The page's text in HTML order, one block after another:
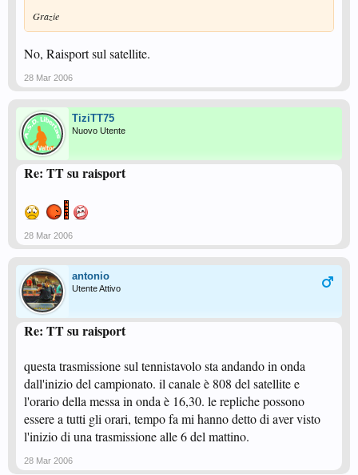
Grazie
No, Raisport sul satellite.
28 Mar 2006
TiziTT75
Nuovo Utente
Re: TT su raisport
28 Mar 2006
antonio
Utente Attivo
Re: TT su raisport
questa trasmissione sul tennistavolo sta andando in onda
dall'inizio del campionato. il canale è 808 del satellite e
l'orario della messa in onda è 16,30. le repliche possono
essere a tutti gli orari, tempo fa mi hanno detto di aver visto
l'inizio di una trasmissione alle 6 del mattino.
28 Mar 2006